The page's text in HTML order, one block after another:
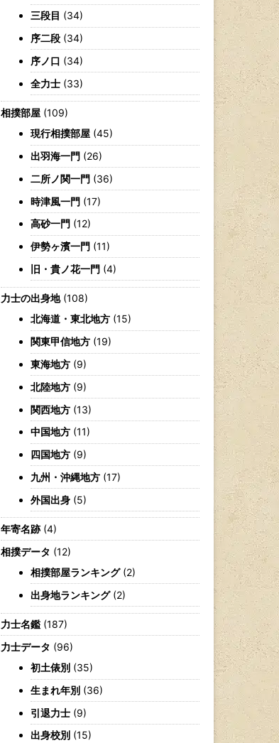
三段目 (34)
序二段 (34)
序ノ口 (34)
全力士 (33)
相撲部屋 (109)
現行相撲部屋 (45)
出羽海一門 (26)
二所ノ関一門 (36)
時津風一門 (17)
高砂一門 (12)
伊勢ヶ濱一門 (11)
旧・貴ノ花一門 (4)
力士の出身地(108)
北海道・東北地方 (15)
関東甲信地方 (19)
東海地方 (9)
北陸地方 (9)
関西地方 (13)
中国地方 (11)
四国地方 (9)
九州・沖縄地方 (17)
外国出身 (5)
年寄名跡(4)
相撲データ (12)
相撲部屋ランキング(2)
出身地ランキング(2)
力士名鑑 (187)
力士データ (96)
初土俵別 (35)
生まれ年別 (36)
引退力士 (9)
出身校別 (15)